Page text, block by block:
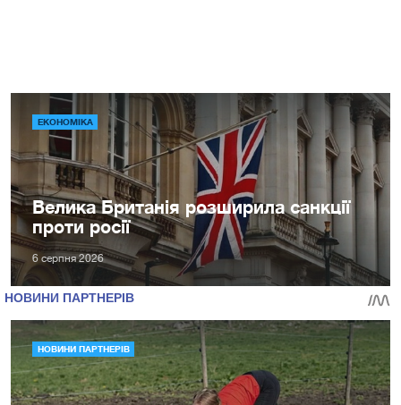
ЕКОНОМІКА
Велика Британія розширила санкції
проти росії
6 серпня 2026